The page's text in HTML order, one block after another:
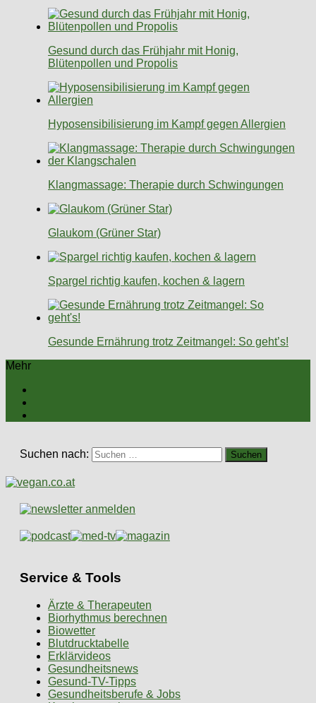
Gesund durch das Frühjahr mit Honig,
Blütenpollen und Propolis
Hyposensibilisierung im Kampf gegen Allergien
Klangmassage: Therapie durch Schwingungen
Glaukom (Grüner Star)
Spargel richtig kaufen, kochen & lagern
Gesunde Ernährung trotz Zeitmangel: So geht’s!
Mehr
Suchen nach:
Service & Tools
Ärzte & Therapeuten
Biorhythmus berechnen
Biowetter
Blutdrucktabelle
Erklärvideos
Gesundheitsnews
Gesund-TV-Tipps
Gesundheitsberufe & Jobs